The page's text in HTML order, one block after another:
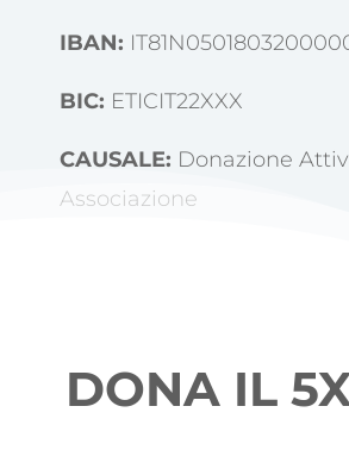
IBAN:
BIC: ETICIT22XXX
CAUSALE: Donazione
Associazione
DONA IL